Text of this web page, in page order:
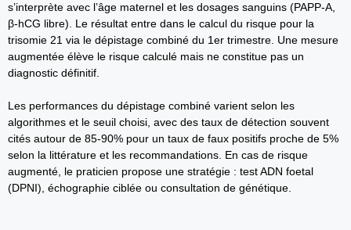
s’interprète avec l’âge maternel et les dosages sanguins (PAPP‑A,
β‑hCG libre). Le résultat entre dans le calcul du risque pour la
trisomie 21 via le dépistage combiné du 1er trimestre. Une mesure
augmentée élève le risque calculé mais ne constitue pas un
diagnostic définitif.
Les performances du dépistage combiné varient selon les
algorithmes et le seuil choisi, avec des taux de détection souvent
cités autour de 85‑90% pour un taux de faux positifs proche de 5%
selon la littérature et les recommandations. En cas de risque
augmenté, le praticien propose une stratégie : test ADN foetal
(DPNI), échographie ciblée ou consultation de génétique.